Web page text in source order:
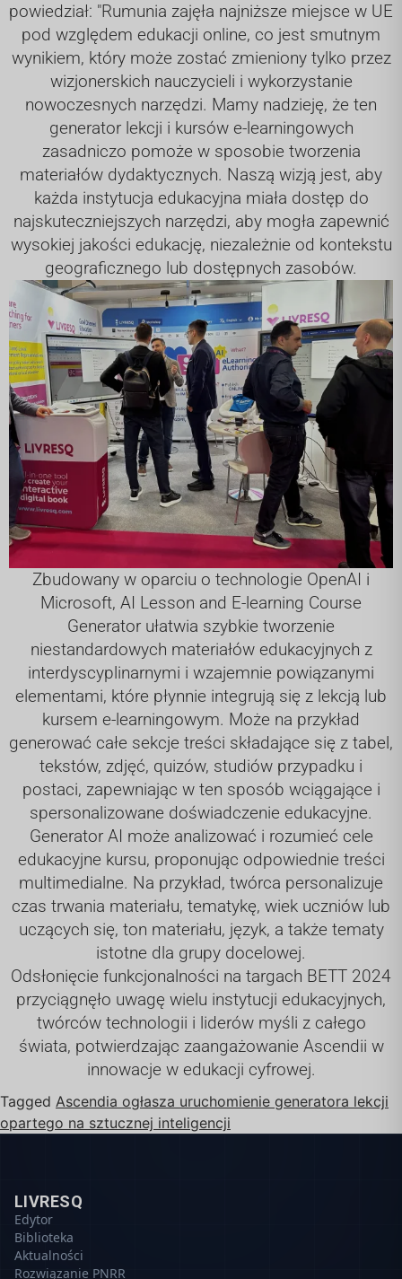
powiedział: "Rumunia zajęła najniższe miejsce w UE
pod względem edukacji online, co jest smutnym
wynikiem, który może zostać zmieniony tylko przez
wizjonerskich nauczycieli i wykorzystanie
nowoczesnych narzędzi. Mamy nadzieję, że ten
generator lekcji i kursów e-learningowych
zasadniczo pomoże w sposobie tworzenia
materiałów dydaktycznych. Naszą wizją jest, aby
każda instytucja edukacyjna miała dostęp do
najskuteczniejszych narzędzi, aby mogła zapewnić
wysokiej jakości edukację, niezależnie od kontekstu
geograficznego lub dostępnych zasobów.
Zbudowany w oparciu o technologie OpenAI i
Microsoft, AI Lesson and E-learning Course
Generator ułatwia szybkie tworzenie
niestandardowych materiałów edukacyjnych z
interdyscyplinarnymi i wzajemnie powiązanymi
elementami, które płynnie integrują się z lekcją lub
kursem e-learningowym. Może na przykład
generować całe sekcje treści składające się z tabel,
tekstów, zdjęć, quizów, studiów przypadku i
postaci, zapewniając w ten sposób wciągające i
spersonalizowane doświadczenie edukacyjne.
Generator AI może analizować i rozumieć cele
edukacyjne kursu, proponując odpowiednie treści
multimedialne. Na przykład, twórca personalizuje
czas trwania materiału, tematykę, wiek uczniów lub
uczących się, ton materiału, język, a także tematy
istotne dla grupy docelowej.
Odsłonięcie funkcjonalności na targach BETT 2024
przyciągnęło uwagę wielu instytucji edukacyjnych,
twórców technologii i liderów myśli z całego
świata, potwierdzając zaangażowanie Ascendii w
innowacje w edukacji cyfrowej.
Tagged Ascendia ogłasza uruchomienie generatora lekcji
opartego na sztucznej inteligencji
LIVRESQ
Edytor
Biblioteka
Aktualności
Rozwiązanie PNRR